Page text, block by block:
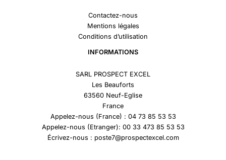
Contactez-nous
Mentions légales
Conditions d’utilisation
INFORMATIONS
SARL PROSPECT EXCEL
Les Beauforts
63560 Neuf-Eglise
France
Appelez-nous (France) : 04 73 85 53 53
Appelez-nous (Etranger): 00 33 473 85 53 53
Écrivez-nous : poste7@prospectexcel.com